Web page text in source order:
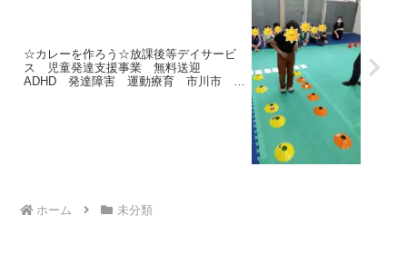
☆カレーを作ろう☆放課後等デイサービ
ス 児童発達支援事業 無料送迎
ADHD 発達障害 運動療育 市川市 船
ホーム 未分類